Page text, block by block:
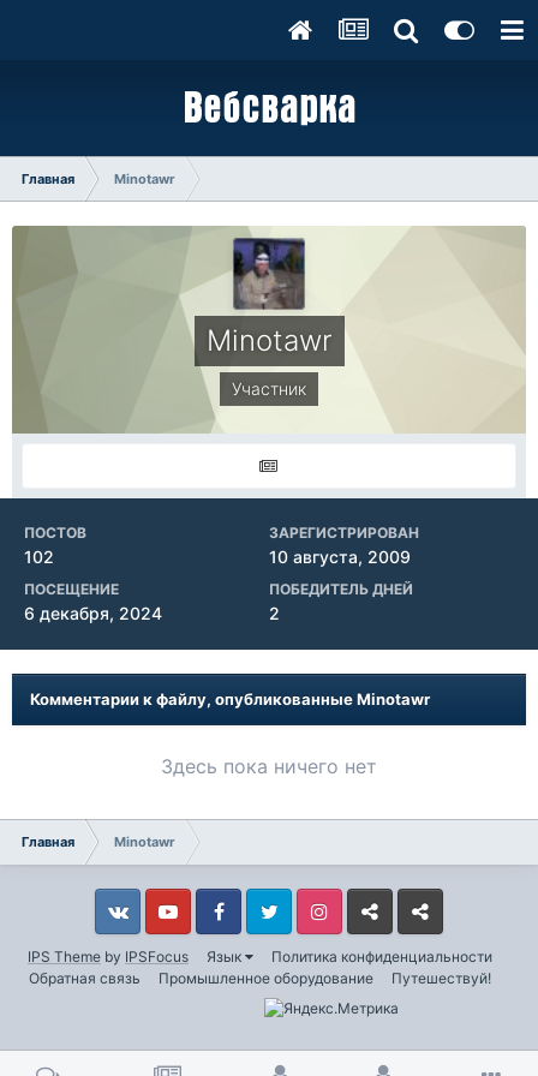
Главная Minotawr
Minotawr
Участник
ПОСТОВ
102
ЗАРЕГИСТРИРОВАН
10 августа, 2009
ПОСЕЩЕНИЕ
6 декабря, 2024
ПОБЕДИТЕЛЬ ДНЕЙ
2
Комментарии к файлу, опубликованные Minotawr
Здесь пока ничего нет
Главная Minotawr
IPS Theme by IPSFocus Язык
Политика конфиденциальности
Обратная связь
Промышленное оборудование Путешествуй!
VkontakteYouTube FacebookTwitter InstagramLivejournalOdnoklassniki